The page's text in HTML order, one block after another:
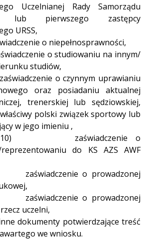
Uczelnianej Rady Samorządu
lub pierwszego zastępcy
URSS,
o niepełnosprawności,
o studiowaniu na innym/
studiów,
o czynnym uprawianiu
oraz posiadaniu aktualnej
trenerskiej lub sędziowskiej,
polski związek sportowy lub
w jego imieniu ,
o
reprezentowaniu do KS AZS AWF
o prowadzonej
o prowadzonej
uczelni,
potwierdzające treść
we wniosku.